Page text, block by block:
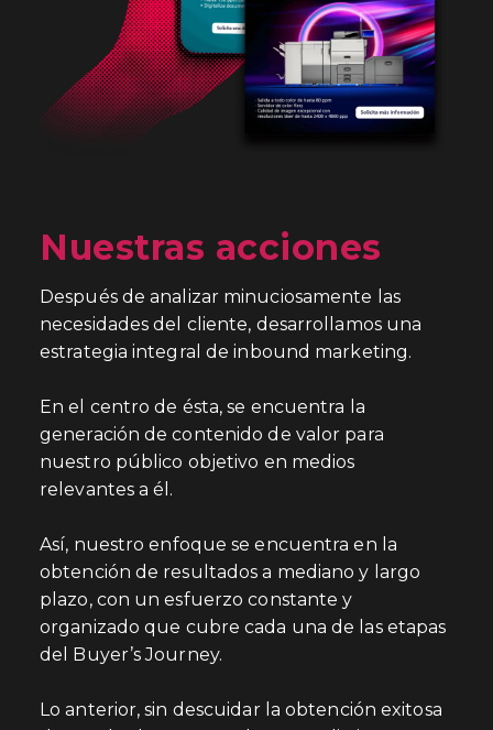
Nuestras acciones
Después de analizar minuciosamente las
necesidades del cliente, desarrollamos una
estrategia integral de inbound marketing.
En el centro de ésta, se encuentra la
generación de contenido de valor para
nuestro público objetivo en medios
relevantes a él.
Así, nuestro enfoque se encuentra en la
obtención de resultados a mediano y largo
plazo, con un esfuerzo constante y
organizado que cubre cada una de las etapas
del Buyer’s Journey.
Lo anterior, sin descuidar la obtención exitosa